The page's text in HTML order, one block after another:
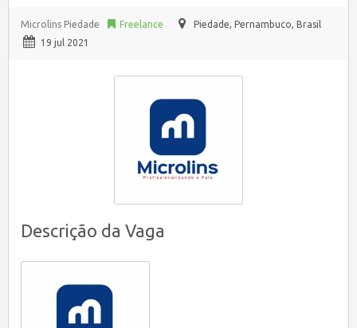
Microlins Piedade Freelance Piedade, Pernambuco, Brasil
19 jul 2021
Descrição da Vaga